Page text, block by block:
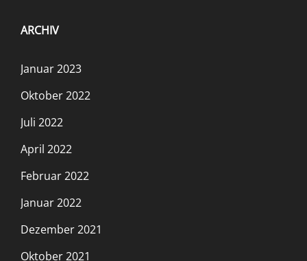
ARCHIV
Januar 2023
Oktober 2022
Juli 2022
April 2022
Februar 2022
Januar 2022
Dezember 2021
Oktober 2021